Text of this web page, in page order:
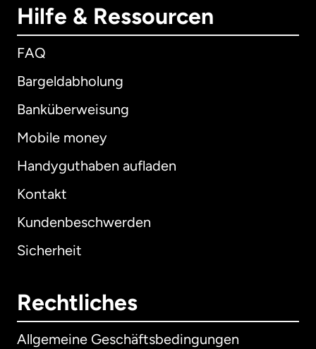
Hilfe & Ressourcen
FAQ
Bargeldabholung
Banküberweisung
Mobile money
Handyguthaben aufladen
Kontakt
Kundenbeschwerden
Sicherheit
Rechtliches
Allgemeine Geschäftsbedingungen